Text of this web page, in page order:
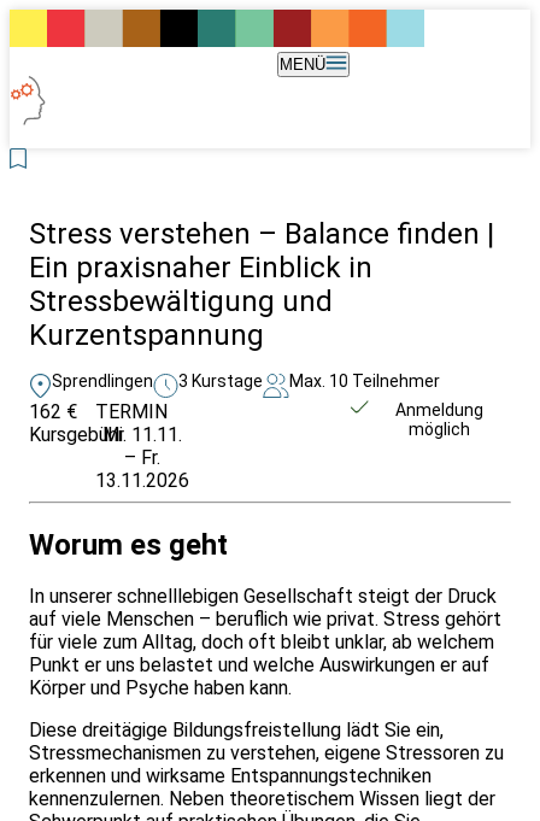
MENÜ
Stress verstehen – Balance finden |
Ein praxisnaher Einblick in
Stressbewältigung und
Kurzentspannung
Sprendlingen 3 Kurstage Max. 10 Teilnehmer
162 €
Kursgebühr
TERMIN
Mi. 11.11.
– Fr.
13.11.2026
Anmeldung
möglich
Worum es geht
In unserer schnelllebigen Gesellschaft steigt der Druck
auf viele Menschen – beruflich wie privat. Stress gehört
für viele zum Alltag, doch oft bleibt unklar, ab welchem
Punkt er uns belastet und welche Auswirkungen er auf
Körper und Psyche haben kann.
Diese dreitägige Bildungsfreistellung lädt Sie ein,
Stressmechanismen zu verstehen, eigene Stressoren zu
erkennen und wirksame Entspannungstechniken
kennenzulernen. Neben theoretischem Wissen liegt der